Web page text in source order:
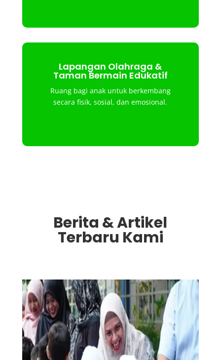
Lapangan Olahraga &
Taman Bermain Edukatif
Ruang bagi anak untuk berkembang
secara fisik, sosial, dan emosional.
Berita & Artikel
Terbaru Kami